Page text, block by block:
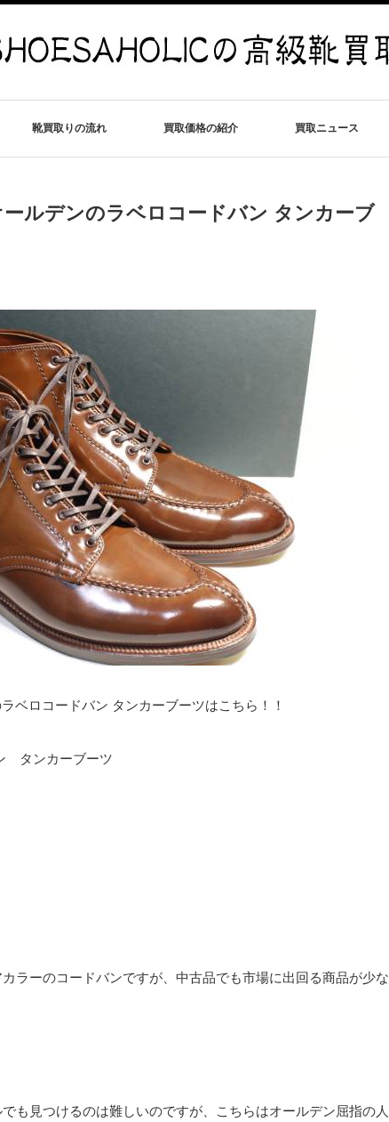
靴買取りの流れ 買取価格の紹介 買取ニュース
ールデンのラベロコードバン タンカーブ
ベロコードバン タンカーブーツはこちら！！
タンカーブーツ
ラーのコードバンですが、中古品でも市場に出回る商品が少な
も見つけるのは難しいのですが、こちらはオールデン屈指の人